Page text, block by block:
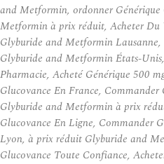
and Metformin, ordonner
Metformin à prix réduit, Acheter Du
Glyburide and Metformin
Glyburide and Metformin États-
Pharmacie, Acheté Générique 500
Glucovance En France,
Glyburide and Metformin à prix
Glucovance En Ligne, Commander
Lyon, à prix réduit Glyburide and
Glucovance Toute Confiance,